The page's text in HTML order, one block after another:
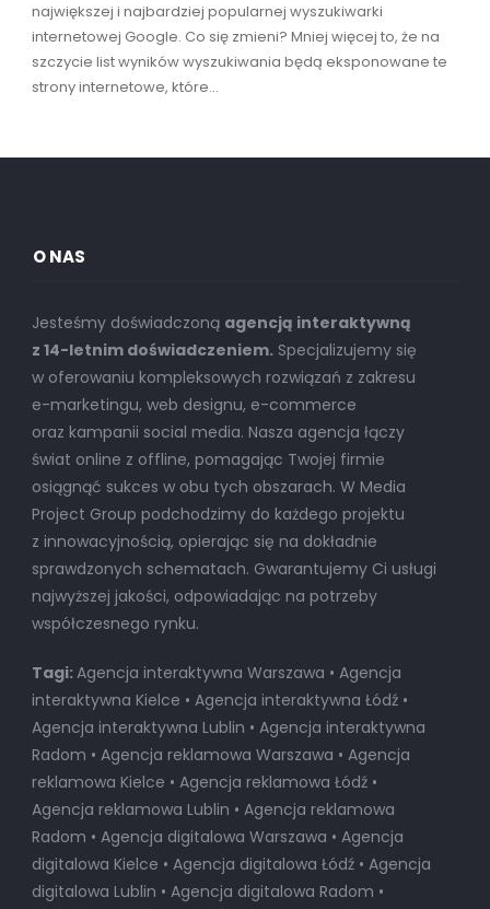
największej i najbardziej popularnej wyszukiwarki
internetowej Google. Co się zmieni? Mniej więcej to, że na
szczycie list wyników wyszukiwania będą eksponowane te
strony internetowe, które...
O NAS
Jesteśmy doświadczoną agencją interaktywną
z 14-letnim doświadczeniem.Specjalizujemy się
w oferowaniu kompleksowych rozwiązań z zakresu
e-marketingu, web designu, e-commerce
oraz kampanii social media. Nasza agencja łączy
świat online z offline, pomagając Twojej firmie
osiągnąć sukces w obu tych obszarach. W Media
Project Group podchodzimy do każdego projektu
z innowacyjnością, opierając się na dokładnie
sprawdzonych schematach. Gwarantujemy Ci usługi
najwyższej jakości, odpowiadając na potrzeby
współczesnego rynku.
Tagi:Agencja interaktywna Warszawa • Agencja
interaktywna Kielce • Agencja interaktywna Łódź •
Agencja interaktywna Lublin • Agencja interaktywna
Radom • Agencja reklamowa Warszawa • Agencja
reklamowa Kielce • Agencja reklamowa Łódź •
Agencja reklamowa Lublin • Agencja reklamowa
Radom • Agencja digitalowa Warszawa • Agencja
digitalowa Kielce • Agencja digitalowa Łódź • Agencja
digitalowa Lublin • Agencja digitalowa Radom •